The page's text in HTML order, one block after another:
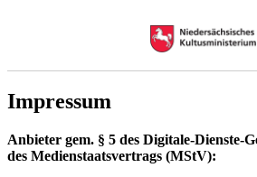
Im­pres­sum
An­bie­ter gem. § 5 des Di­gi­ta­le-Diens­te-
des Me­di­en­staats­ver­trags (MStV):